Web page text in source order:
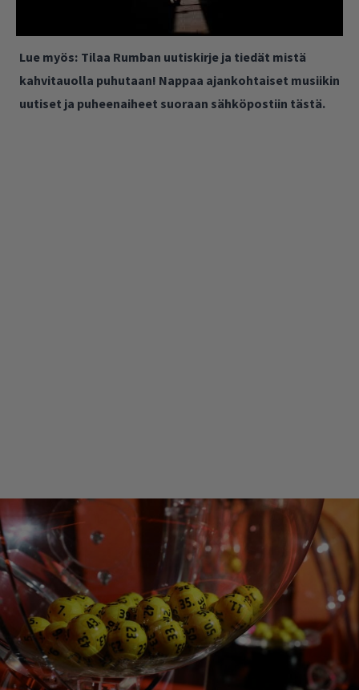
Lue myös: Tilaa Rumban uutiskirje ja tiedät mistä
kahvitauolla puhutaan! Nappaa ajankohtaiset musiikin
uutiset ja puheenaiheet suoraan sähköpostiin tästä.